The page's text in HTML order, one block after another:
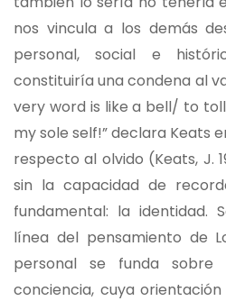
nos vincula a los demás
personal, social e
constituiría una condena al
very word is like a bell/ to
my sole self!” declara Keats
respecto al olvido (Keats, J.
sin la capacidad de
fundamental: la identidad.
línea del pensamiento de
personal se funda
conciencia, cuya